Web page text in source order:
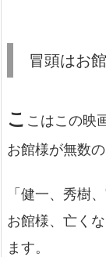
冒頭はお
こ こはこの映
お館様が無数
「健一、秀樹、
お館様、亡く
ます。